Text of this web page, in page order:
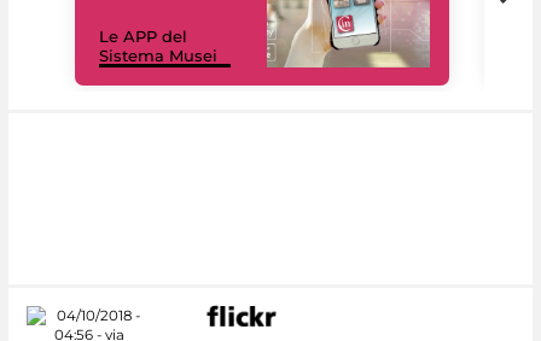
Le APP del
Sistema Musei